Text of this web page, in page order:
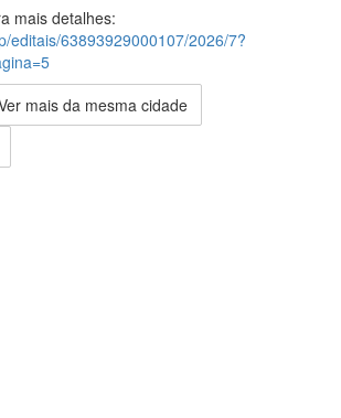
mais detalhes:
editais/63893929000107/2026/7?
mais da mesma cidade